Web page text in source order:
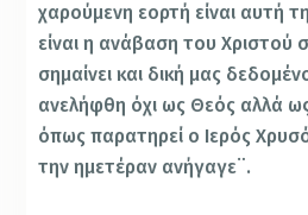
χαρούμενη εορτή είναι αυτή
είναι η ανάβαση του Χριστού
σημαίνει και δική μας
ανελήφθη όχι ως Θεός αλλά
όπως παρατηρεί ο Ιερός
την ημετέραν ανήγαγε¨.